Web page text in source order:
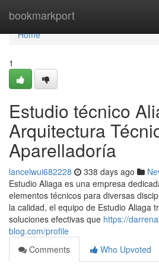
bookmarkport
Home
Home
1
Estudio técnico
Arquitectura
Aparelladoría
lancelwui682228 338 days ago
Estudio Aliaga es una empresa
elementos técnicos para diversas
la calidad, el equipo de Estudio Aliaga
soluciones efectivas que https://
blog.com/profile
Comments
Who Upvoted